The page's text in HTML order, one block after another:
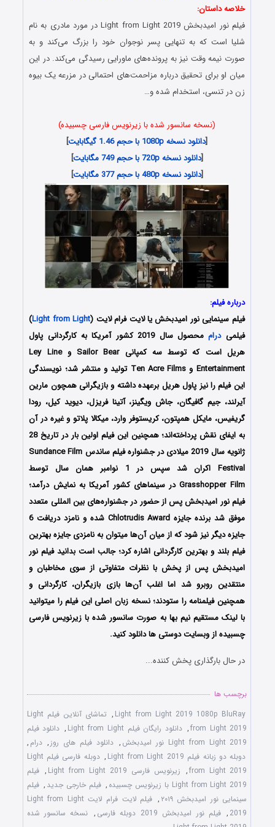
خلاصه داستان:
فیلم نور امیدبخش Light from Light 2019 در مورد مادری به نام
شلیا است که به تنهایی پسر نوجوان خود را بزرگ می‌کند و به
صورت نیمه وقت نیز به پرونده‌های ماورایی رسیدگی می‌کند. در این
میان او برای تحقیق درباره مزاحمت‌های احتمالی در مزرعه یک بیوه
زن در تنسی، استخدام شده و…
(نسخه سانسور شده با زیرنویس فارسی چسبیده)
[دانلود نسخه 1080p با حجم 1.46 گیگابایت
]
[دانلود نسخه 720p با حجم 749 مگابایت
]
[دانلود نسخه 480p با حجم 377 مگابایت ]
درباره فیلم:
فیلم سینمایی نور امیدبخش یا لایت فرام لایت (Light from Light
)
فیلمیدرام
محصول سال 2019 کشور آمریکا به کارگردانی پاول
هریل است که توسط سه کمپانی Sailor Bear و Ley Line
Entertainment و Ten Acre Films تولید و منتشر شد؛ نویسندگی
این فیلم را نیز پاول هریل برعهده داشته و بازیگرانی همچون مارین
آیرلند، جیم گافیگان، جاش ویگینز، آتینا فریزل، دیوید کیل، رودا
گریفیس، مایکل همپتون، کریستوفر وارد، میکالا پلاتو و غیره در آن
به ایفای نقش پرداخته‌اند؛ همچنین این فیلم اولین بار در تاریخ 28
ژانویه سال 2019 میلادی در جشنواره فیلم ساندس Sundance Film
Festival اکران شد سپس در 1 نوامبر همان سال توسط
Grasshopper Film در سینماهای کشور آمریکا به نمایش درآمد؛
فیلم نور امیدبخش پس از حضور در جشنواره‌های بین المللی متعدد
موفق شد برنده جایزه Chlotrudis Award شده و نامزد دریافت 6
جایزه دیگر نیز شود که از میان آن‌ها میتوان به نامزدی جایزه بهترین
فیلم بلند و بهترین کارگردانی اشاره کرد؛ جالب است بدانید فیلم نور
امیدبخش پس از پخش با نظرات متفاوتی از سوی مخاطبان و
منتقدین روبرو شد اما اغلب آن‌ها بازی بازیگران، کارگردانی و
همچنین فیلمنامه را ستودند؛ نسخه زبان اصلی این فیلم را میتوانید
با لینک مستقیم نیم بها به صورت سانسور شده با زیرنویس فارسی
چسبیده از وبسایت دوستی ها دانلود کنید.
در حال بارگذاری پخش کننده...
برچسب ها
Light from Light 2019 1080p BluRay
,
تماشای آنلاین فیلم Light
from Light 2019
, دانلود رایگان فیلم Light from Light , دانلود فیلم
Light from Light 2019 نور امیدبخش
, دانلود فیلم های روز , درام ,
دوبله دو زبانه فیلم Light from Light 2019
,
دوبله فارسی فیلم Light
from Light 2019
, زیرنویس فارسی Light from Light 2019 , فیلم
Light from Light 2019 با زیرنویس چسبیده
, فیلم خارجی جدید , فیلم
سینمایی نور امیدبخش ۲۰۱۹
,
فیلم لایت فرام لایت Light from Light
2019
, فیلم نور امیدبخش 2019 دوبله فارسی , نسخه سانسور شده